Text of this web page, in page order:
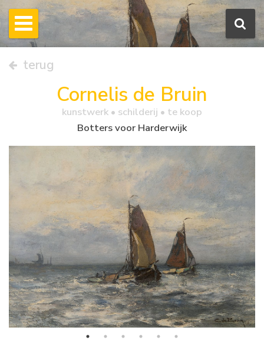
terug
Cornelis de Bruin
kunstwerk • schilderij • te koop
Botters voor Harderwijk